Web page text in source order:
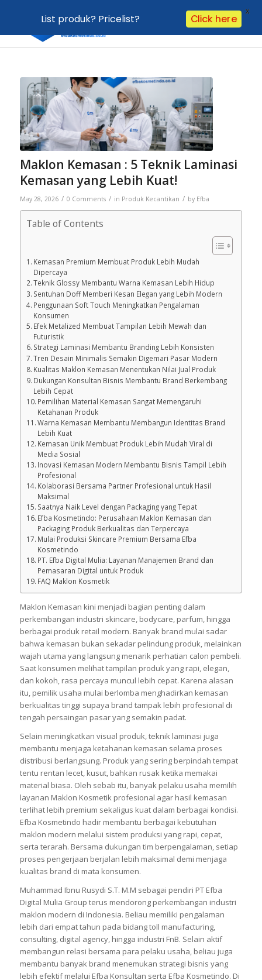
Maklon Kemasan : 5 Teknik Laminasi
Kemasan yang Lebih Kuat!
Table of Contents
Kemasan Premium Membuat Produk Lebih Mudah
Dipercaya
Teknik Glossy Membantu Warna Kemasan Lebih Hidup
Sentuhan Doff Memberi Kesan Elegan yang Lebih Modern
Penggunaan Soft Touch Meningkatkan Pengalaman
Konsumen
Efek Metalized Membuat Tampilan Lebih Mewah dan
Futuristik
Strategi Laminasi Membantu Branding Lebih Konsisten
Tren Desain Minimalis Semakin Digemari Pasar Modern
Kualitas Maklon Kemasan Menentukan Nilai Jual Produk
Dukungan Konsultan Bisnis Membantu Brand Berkembang
Lebih Cepat
Pemilihan Material Kemasan Sangat Memengaruhi
Ketahanan Produk
Warna Kemasan Membantu Membangun Identitas Brand
Lebih Kuat
Kemasan Unik Membuat Produk Lebih Mudah Viral di
Media Sosial
Inovasi Kemasan Modern Membantu Bisnis Tampil Lebih
Profesional
Kolaborasi Bersama Partner Profesional untuk Hasil
Maksimal
Saatnya Naik Level dengan Packaging yang Tepat
Efba Kosmetindo: Perusahaan Maklon Kemasan dan
Packaging Produk Berkualitas dan Terpercaya
Mulai Produksi Skincare Premium Bersama Efba
Kosmetindo
PT. Efba Digital Mulia: Layanan Manajemen Brand dan
Pemasaran Digital untuk Produk
FAQ Maklon Kosmetik
Maklon Kemasan kini menjadi bagian penting dalam
perkembangan industri skincare, bodycare, parfum, hingga
berbagai produk retail modern. Banyak brand mulai sadar
bahwa kemasan bukan sekadar pelindung produk, melainkan
wajah utama yang langsung menarik perhatian calon pembeli.
Saat konsumen melihat tampilan produk yang rapi, elegan,
dan kokoh, rasa percaya muncul lebih cepat. Karena alasan
berkualitas tinggi supaya brand tampak lebih profesional di
tengah persaingan pasar yang semakin padat.
Selain meningkatkan visual produk, teknik laminasi juga
membantu menjaga ketahanan kemasan selama proses
distribusi berlangsung. Produk yang sering berpindah tempat
tentu rentan lecet, kusut, bahkan rusak ketika memakai
material biasa. Oleh sebab itu, banyak pelaku usaha memilih
layanan Maklon Kosmetik profesional agar hasil kemasan
terlihat lebih premium sekaligus kuat dalam berbagai kondisi.
Efba Kosmetindo hadir membantu berbagai kebutuhan
maklon modern melalui sistem produksi yang rapi, cepat,
proses pengerjaan berjalan lebih maksimal demi menjaga
kualitas brand di mata konsumen.
Muhammad Ibnu Rusydi S.T. M.M sebagai pendiri PT Efba
Digital Mulia Group terus mendorong perkembangan industri
maklon modern di Indonesia. Beliau memiliki pengalaman
lebih dari empat tahun pada bidang toll manufacturing,
consulting, digital agency, hingga industri FnB. Selain aktif
List produk? Pricelist? Click here
X